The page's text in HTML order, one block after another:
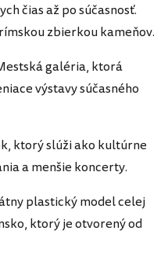
čias až po súčasnosť.
zbierkou kameňov.
galéria, ktorá
výstavy súčasného
ktorý slúži ako kultúrne
a menšie koncerty.
plastický model celej
ktorý je otvorený od